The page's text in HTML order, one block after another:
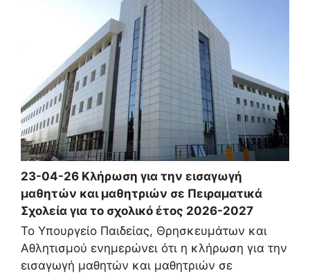
23-04-26 Κλήρωση για την εισαγωγή
μαθητών και μαθητριών σε Πειραματικά
Σχολεία για το σχολικό έτος 2026-2027
Το Υπουργείο Παιδείας, Θρησκευμάτων και
Αθλητισμού ενημερώνει ότι η κλήρωση για την
εισαγωγή μαθητών και μαθητριών σε